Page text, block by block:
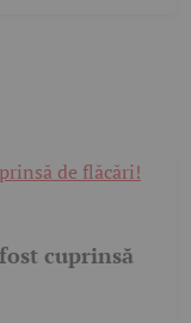
cuprinsă